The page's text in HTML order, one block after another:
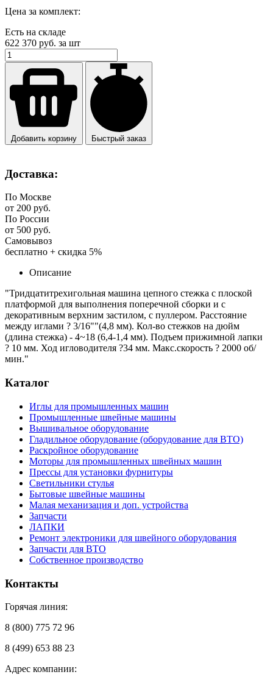
Цена за комплект:
Есть на складе
622 370 руб. за шт
Добавить корзину Быстрый заказ
Доставка:
По Москве
от 200 руб.
По России
от 500 руб.
Самовывоз
бесплатно + скидка 5%
Описание
"Тридцатитрехигольная машина цепного стежка с плоской
платформой для выполнения поперечной сборки и с
декоративным верхним застилом, с пуллером. Расстояние
между иглами ? 3/16""(4,8 мм). Кол-во стежков на дюйм
(длина стежка) - 4~18 (6,4-1,4 мм). Подъем прижимной лапки
? 10 мм. Ход игловодителя ?34 мм. Макс.скорость ? 2000 об/
мин."
Каталог
Иглы для промышленных машин
Промышленные швейные машины
Вышивальное оборудование
Гладильное оборудование (оборудование для ВТО)
Раскройное оборудование
Моторы для промышленных швейных машин
Прессы для установки фурнитуры
Светильники стулья
Бытовые швейные машины
Малая механизация и доп. устройства
Запчасти
ЛАПКИ
Ремонт электроники для швейного оборудования
Запчасти для ВТО
Собственное производство
Контакты
Горячая линия:
8 (800) 775 72 96
8 (499) 653 88 23
Адрес компании: